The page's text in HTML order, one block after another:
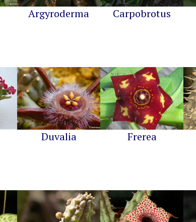
Argyroderma Carpobrotus
Duvalia Frerea